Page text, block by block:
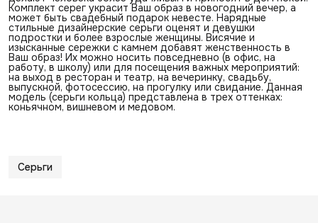
Комплект серег украсит Ваш образ в новогодний вечер, а
может быть свадебный подарок невесте. Нарядные
стильные дизайнерские серьги оценят и девушки
подростки и более взрослые женщины. Висячие и
изысканные сережки с камнем добавят женственность в
Ваш образ! Их можно носить повседневно (в офис, на
работу, в школу) или для посещения важных мероприятий:
на выход в ресторан и театр, на вечеринку, свадьбу,
выпускной, фотосессию, на прогулку или свидание. Данная
модель (серьги кольца) представлена в трех оттенках:
коньячном, вишневом и медовом.
Серьги